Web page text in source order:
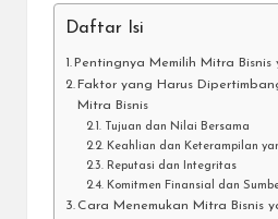
Daftar Isi
Pentingnya Memilih Mitra
Faktor yang Harus
Mitra Bisnis
Tujuan dan Nilai Bersama
Keahlian dan Keterampilan
Reputasi dan Integritas
Komitmen Finansial dan
Cara Menemukan Mitra Bisnis